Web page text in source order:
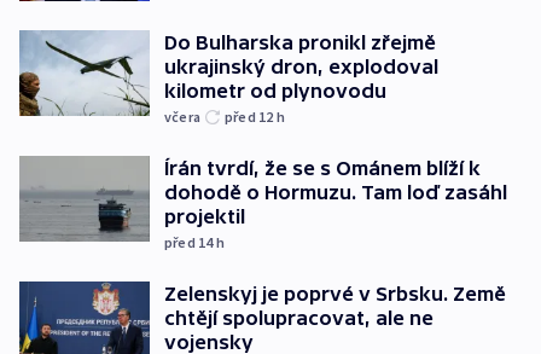
Do Bulharska pronikl zřejmě
ukrajinský dron, explodoval
kilometr od plynovodu
včera před 12 h
Írán tvrdí, že se s Ománem blíží k
dohodě o Hormuzu. Tam loď zasáhl
projektil
před 14h
Zelenskyj je poprvé v Srbsku. Země
chtějí spolupracovat, ale ne
vojensky